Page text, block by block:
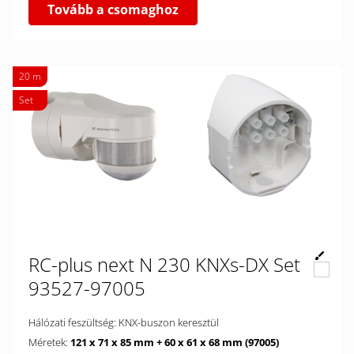
Tovább a csomaghoz
20 m
Set
RC-plus next N 230 KNXs-DX Set
93527-97005
Hálózati feszültség: KNX-buszon keresztül
Méretek: 121 x 71 x 85 mm + 60 x 61 x 68 mm (97005)